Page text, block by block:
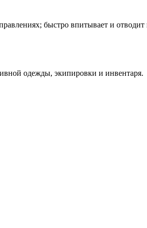
быстро впитывает и
одежды, экипировки и инвентаря.